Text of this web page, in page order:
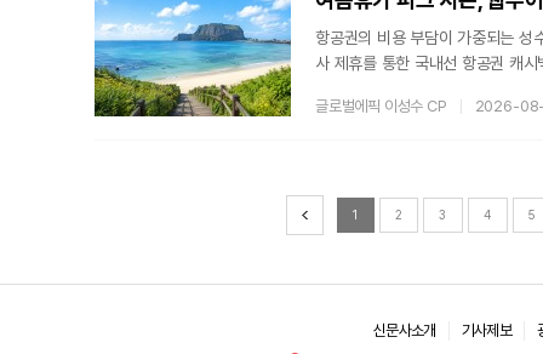
항공권의 비용 부담이 가중되는 성
사 제휴를 통한 국내선 항공권 캐
채널을 통해 진행된다. KB국민카
글로벌에픽 이성수 CP 2026-
1 2 3 4 5
신문사소개 기사제보